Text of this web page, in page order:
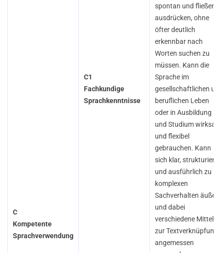
C
Kompetente
Sprachverwendung
C1
Fachkundige
Sprachkenntnisse
spontan und fließend
ausdrücken, ohne
öfter deutlich
erkennbar nach
Worten suchen zu
müssen. Kann die
Sprache im
gesellschaftlichen
beruflichen Leben
oder in Ausbildung
und Studium wirksam
und flexibel
gebrauchen. Kann
sich klar, strukturiert
und ausführlich zu
komplexen
Sachverhalten
und dabei
verschiedene Mittel
zur Textverknüpfung
angemessen